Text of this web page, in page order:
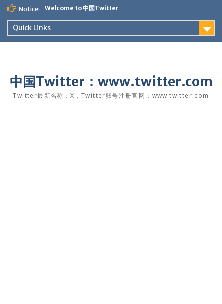
Skip
content
Notice: Welcome to 中国Twitter
Quick Links
中国Twitter：www.twitter.com
Twitter最新名称：X，Twitter账号注册官网：www.twitter.com